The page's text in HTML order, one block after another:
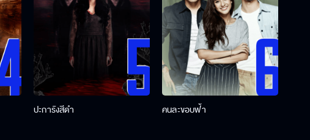
ปะการังสีดำ คนละขอบฟ้า